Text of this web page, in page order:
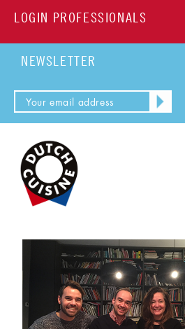
LOGIN PROFESSIONALS
NEWSLETTER